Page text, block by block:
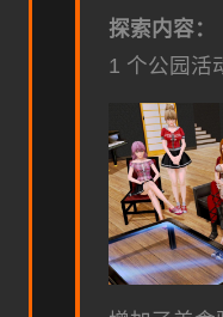
探索内容：
1 个公园活